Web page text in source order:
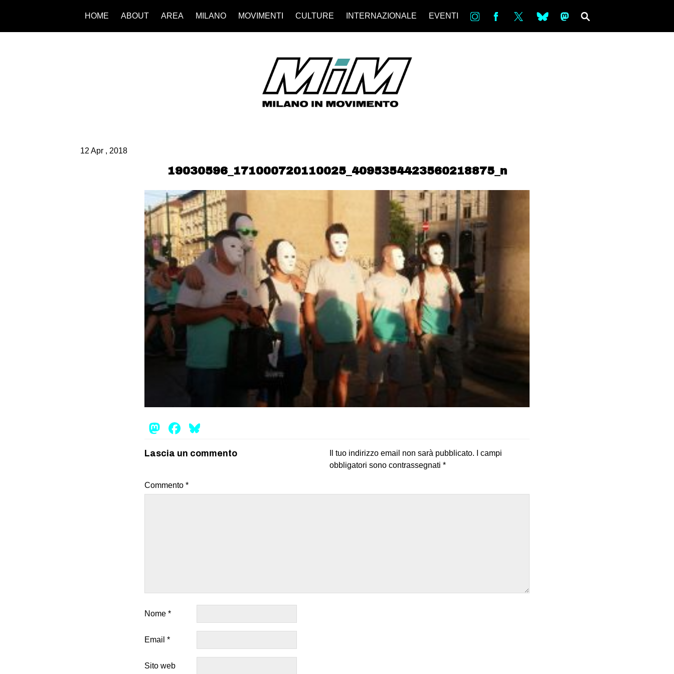
HOME ABOUT AREA MILANO MOVIMENTI CULTURE INTERNAZIONALE EVENTI in bsky ms
12 Apr , 2018
19030596_171000720110025_4095354423560218875_n
Mastodon
Facebook
Lascia un commento Il tuo indirizzo email non sarà pubblicato.
I campi
obbligatori sono contrassegnati *
Commento *
Nome *
Email *
Sito web